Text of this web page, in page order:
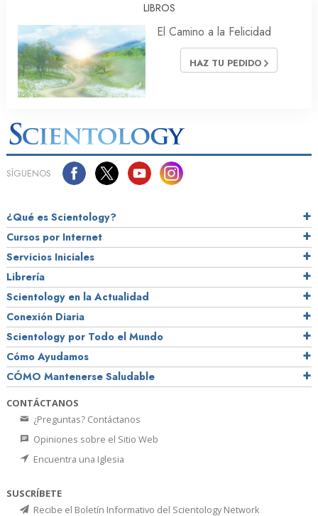
LIBROS
El Camino a la Felicidad
HAZ TU PEDIDO
SÍGUENOS
¿Qué es Scientology?
Cursos por Internet
Servicios Iniciales
Librería
Scientology en la Actualidad
Conexión Diaria
Scientology por Todo el Mundo
Cómo Ayudamos
CÓMO Mantenerse Saludable
CONTÁCTANOS
¿Preguntas? Contáctanos
Opiniones sobre el Sitio Web
Encuentra una Iglesia
SUSCRÍBETE
Recibe el Boletín Informativo del Scientology Network